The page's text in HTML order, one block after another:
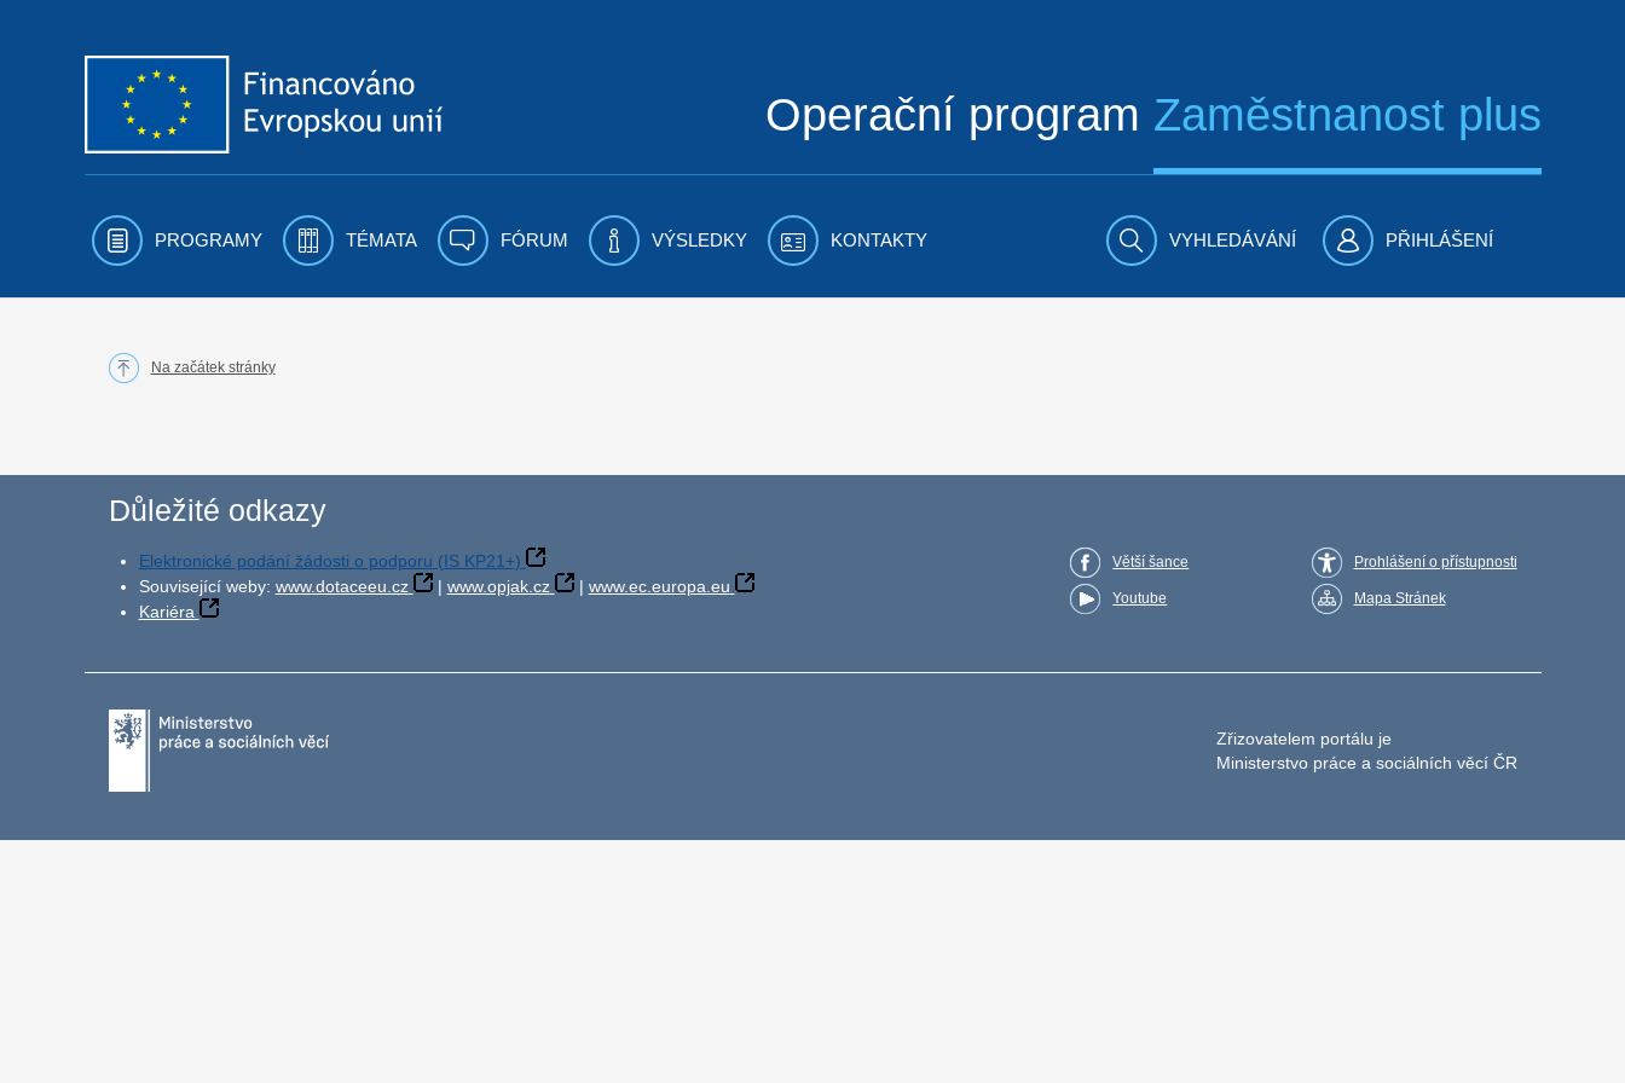
Operační program Zaměstnanost plus
PROGRAMY TÉMATA FÓRUM VÝSLEDKY KONTAKTY VYHLEDÁVÁNÍ PŘIHLÁŠENÍ
Na začátek stránky
Důležité odkazy
Elektronické podání žádosti o podporu (IS KP21+)
Související weby: www.dotaceeu.cz | www.opjak.cz | www.ec.europa.eu
Kariéra
Větší šance
Youtube
Prohlášení o přístupnosti
Mapa Stránek
Zřizovatelem portálu je
Ministerstvo práce a sociálních věcí ČR